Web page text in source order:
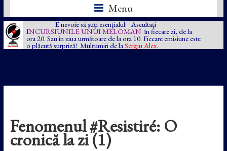
Menu
E nevoie să știți esențialul: Ascultați
INCURSIUNILE UNUI MELOMAN în fiecare zi, de la
ora 20. Sau în ziua următoare de la ora 10. Fiecare emisiune este
o plăcută surpriză! Mulțumiri de la Sergiu Alex.
Fenomenul #Resistiré: O
cronică la zi (1)